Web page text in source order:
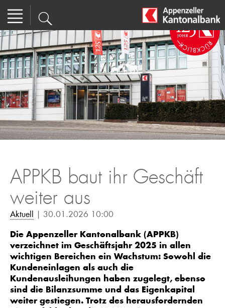
APPKB baut ihr Geschäft
weiter aus
Aktuell | 30.01.2026 10:00
Die Appenzeller Kantonalbank (APPKB)
verzeichnet im Geschäftsjahr 2025 in allen
wichtigen Bereichen ein Wachstum: Sowohl die
Kundeneinlagen als auch die
Kundenausleihungen haben zugelegt, ebenso
sind die Bilanzsumme und das Eigenkapital
weiter gestiegen. Trotz des herausfordernden